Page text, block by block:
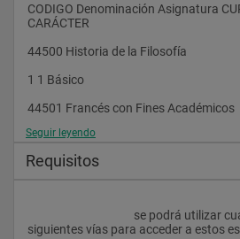
Dominio de una segunda lengua
Marco Común Europeo de Referencia
Competencia G2:
Conocimientos de las Tecnologías de
Comunicación (TIC).
Una correcta comunicación oral y
Compromiso ético y deontología
CODIGO Denominación Asignatura
CARÁCTER
44500 Historia de la Filosofía
1 1 Básico
44501 Francés con Fines Académicos
1 1 Básico
44502 Prehistoria
44503 Geografía y Medioambiente
Seguir leyendo
Requisitos
siguientes vías para acceder a estos